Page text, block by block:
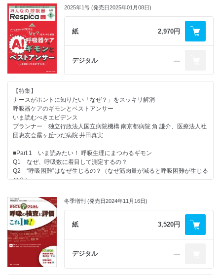
●気になる動向をのぞき見！ 先取り！
呼吸に関わる看護師特定行為 リアルなレポート
慢性期病院における特定看護師の活動
医療法人恒昭会 藍野病院 岩村俊彦
【本特集をテキストとした特集連動セミナーを開催！】
2025.9.18（木）ライブ配信
・本誌掲載広告目次：フクダ電子株式会社
〈Part.4 酸素投与の実践〉
■特集12 身体観察
JA広島総合病院 小田浩子
■特集13 呼吸リハビリの実践
医療法人啓生会やすだ医院 久堀陽平ほか
■特集14 酸素投与の実践
聖路加国際病院 関谷 智ほか
森ノ宮医療大学 藤江建朗
■特集16 気管内吸引
大阪大学医学部附属病院 中西美貴
【ブラッシュアップ特集】
こういうのも取れるんだ！
呼吸領域の診療報酬
プランナ－ 公立陶生病院 呼吸器・アレルギー疾患内科／救急部集中治
療室 部長 横山俊樹
公立陶生病院 塚田さやか
■特集2
「呼吸リハビリテーション」の診療報酬
KKR高松病院 宮崎慎二郎
■特集3
「外来呼吸器診療」の診療報酬
松本協立病院 大澤 拓
■特集4
2 誤嚥性肺炎の特徴と変化、かかわり方
みえ呼吸嚥下リハビリクリニック 井上登太
■Part.2 各論（知識とケーススタディ）
●1 〈口腔ケア〉
人工呼吸器関連肺炎予防、神経難病などの長期関わりが必要な方の口腔ケ
ア
●2 〈口腔ケア〉
基本的口腔ケアと専門的口腔ケア（易出血、感染など含め）の概要
●3 〈用具・用品〉
基本的物品・勧められる物品とその使用法
元・広島大学歯学部 牛山京子
●4 〈評価〉
基本的スクリーニング検査／VF・VE検査の概要と適応
株式会社コンパス 永耒 努
人工呼吸器や難病などの方も含む、ベッドサイドで指導可能な訓練方法
おかたに病院 岡田彰一
●6 〈看護〉
胃ろう、経鼻胃管栄養、OE法概要と逆流を含む摂食嚥下障害に対するケ
みえ呼吸嚥下リハビリクリニック 藤澤ゆみ、藤澤光
●7 〈看護〉
誤嚥性肺炎を繰り返す患者のケイパビリティ（可能力）を高める食支援
訪問看護ステーションたべる 竹市美加
●8 〈栄養〉
こだわり嗜好の強い嚥下障害の方に関する食形態の工夫と説明指導方法
NPO法人はみんぐ南河内／羽衣国際大学 房 晴美
●9 〈栄養〉
段階的嚥下食の選択とチームアプローチ
2025年1号 (発売日2025年01月08日)
紙 2,970円
デジタル ―
【特集】
ナースがホントに知りたい「なぜ？」をスッキリ解消
呼吸器ケアのギモンとベストアンサー
いま読むべきエビデンス
プランナー 独立行政法人国立病院機構 南京都病院 角 謙介、医療法人社
団恵友会霧ヶ丘つだ病院 井田真実
■Part.1 いま読みたい！ 呼吸生理にまつわるギモン
Q1 なぜ、呼吸数に着目して測定するの？
Q2 “呼吸困難”はなぜ生じるの？（なぜ筋肉量が減ると呼吸困難が生じる
の？）
Q4 なぜ乳酸が溜まると過呼吸になるの？
Q5 頻呼吸と徐呼吸はどちらが危険なサインなの？
Q6 なぜ安静時の呼気は呼吸の仕事量がゼロなの？
Q7 なぜ心不全で呼吸困難になるの？
コラム：ちょこっと気になるQ
Q8 SpO2値と息切れが一致しないことがあるのはなぜ?
■Part.2 いま読みたい！ 呼吸器疾患にまつわるギモン
〈COPD〉
冬季増刊 (発売日2024年11月16日)
紙 3,520円
デジタル ―